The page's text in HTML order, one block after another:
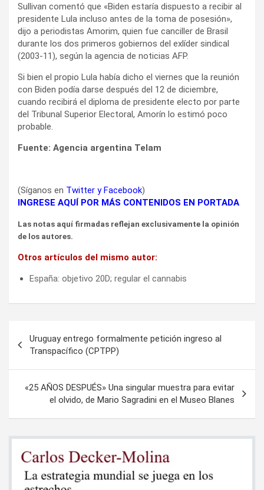
Sullivan comentó que «Biden estaría dispuesto a recibir al
presidente Lula incluso antes de la toma de posesión»,
dijo a periodistas Amorim, quien fue canciller de Brasil
durante los dos primeros gobiernos del exlíder sindical
(2003-11), según la agencia de noticias AFP.
Si bien el propio Lula había dicho el viernes que la reunión
con Biden podía darse después del 12 de diciembre,
cuando recibirá el diploma de presidente electo por parte
del Tribunal Superior Electoral, Amorín lo estimó poco
probable.
Fuente: Agencia argentina Telam
(Síganos en Twitter yFacebook)
INGRESE AQUÍ POR MÁS CONTENIDOS EN PORTADA
Las notas aquí firmadas reflejan exclusivamente la opinión
de los autores.
Otros artículos del mismo autor:
España: objetivo 20D; regular el cannabis
de
entradas
Uruguay entrego formalmente petición ingreso al
Transpacífico (CPTPP)
«25 AÑOS DESPUÉS» Una singular muestra para evitar
el olvido, de Mario Sagradini en el Museo Blanes